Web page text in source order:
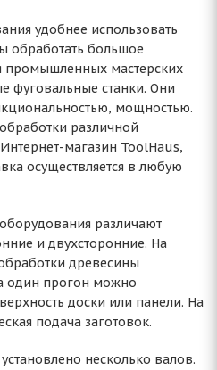
удобнее использовать
обработать большое
промышленных мастерских
фуговальные станки. Они
мощностью.
различной
магазин ToolHaus,
осуществляется в любую
различают
и двухсторонние. На
древесины
один прогон можно
доски или панели. На
подача заготовок.
несколько валов.